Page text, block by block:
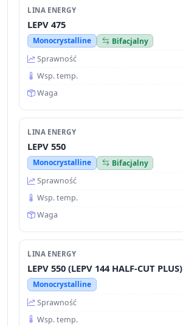
LINA ENERGY
LEPV 475
Monocrystalline
Bifacjalny
Sprawność
Wsp. temp.
Waga
LINA ENERGY
LEPV 550
Monocrystalline
Bifacjalny
Sprawność
Wsp. temp.
Waga
LINA ENERGY
LEPV 550 (LEPV 144 HALF-CUT PLUS)
Monocrystalline
Sprawność
Wsp. temp.